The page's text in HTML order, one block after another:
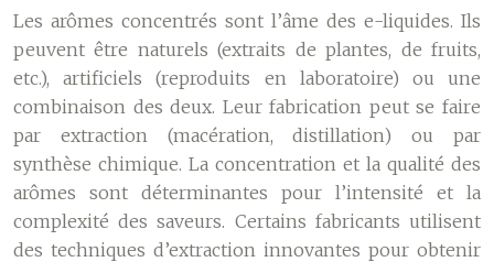
Les arômes concentrés sont l’âme des e-liquides. Ils
peuvent être naturels (extraits de plantes, de fruits,
etc.), artificiels (reproduits en laboratoire) ou une
combinaison des deux. Leur fabrication peut se faire
par extraction (macération, distillation) ou par
synthèse chimique. La concentration et la qualité des
arômes sont déterminantes pour l’intensité et la
complexité des saveurs. Certains fabricants utilisent
des techniques d’extraction innovantes pour obtenir